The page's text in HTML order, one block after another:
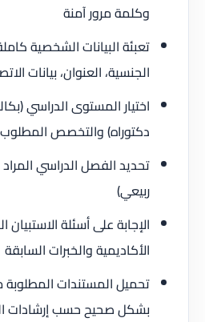
وكلمة مرور آمنة
تعبئة البيانات الشخصية
الجنسية، العنوان، بيانات
اختيار المستوى الدراسي
دكتوراه) والتخصص المطلوب
تحديد الفصل الدراسي
ربيعي)
الإجابة على أسئلة الاستبيان
الأكاديمية والخبرات السابقة
تحميل المستندات
بشكل صحيح حسب إرشادات